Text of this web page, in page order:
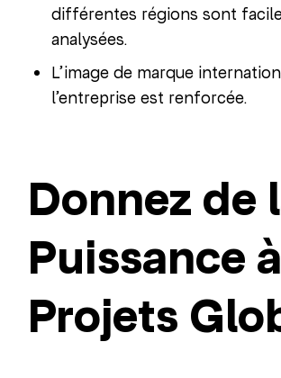
différentes régions sont
analysées.
L’image de marque
l’entreprise est renforcée.
Donnez de
Puissance
Projets